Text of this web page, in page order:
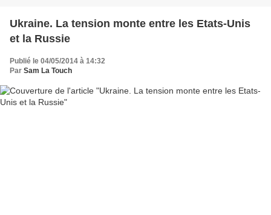
Ukraine. La tension monte entre les Etats-Unis
et la Russie
Publié le 04/05/2014 à 14:32
Par Sam La Touch